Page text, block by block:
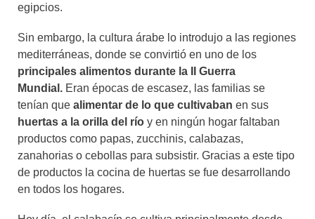
egipcios.
Sin embargo, la cultura árabe lo introdujo a las regiones
mediterráneas, donde se convirtió en uno de los
principales alimentos durante la II Guerra
Mundial. Eran épocas de escasez, las familias se
tenían que alimentar de lo que cultivaban en sus
huertas a la orilla del río y en ningún hogar faltaban
productos como papas, zucchinis, calabazas,
zanahorias o cebollas para subsistir. Gracias a este tipo
de productos la cocina de huertas se fue desarrollando
en todos los hogares.